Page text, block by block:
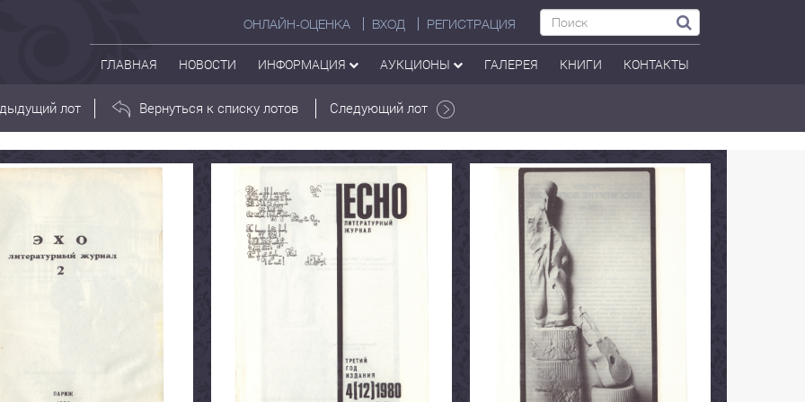
ОНЛАЙН-ОЦЕНКА ВХОД РЕГИСТРАЦИЯ
ГЛАВНАЯ НОВОСТИ ИНФОРМАЦИЯ АУКЦИОНЫ ГАЛЕРЕЯ КНИГИ КОНТАКТЫ
лот Вернуться к списку лотов Следующий лот